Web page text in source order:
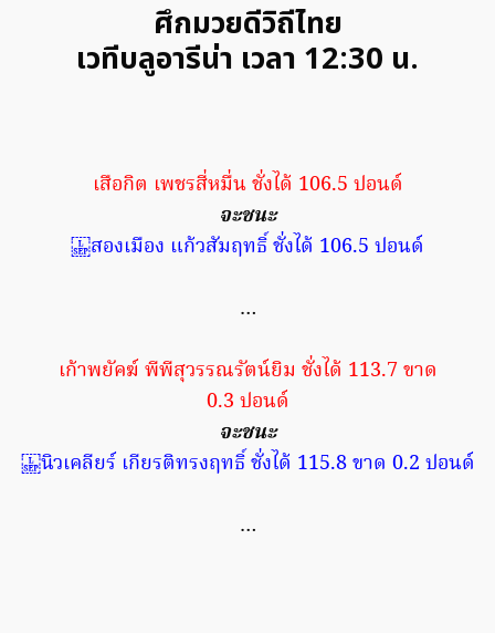
ศึกมวยดีวิถีไทย
เวทีบลูอารีน่า เวลา 12:30 น.
เสือกิต เพชรสี่หมื่น ชั่งได้ 106.5 ปอนด์
จะชนะ
สองเมือง แก้วสัมฤทธิ์ ชั่งได้ 106.5 ปอนด์
…
เก้าพยัคฆ์ พีพีสุวรรณรัตน์ยิม ชั่งได้ 113.7 ขาด
0.3 ปอนด์
จะชนะ
นิวเคลียร์ เกียรติทรงฤทธิ์ ชั่งได้ 115.8 ขาด 0.2 ปอนด์
…